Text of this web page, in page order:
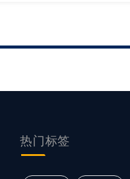
热门标签